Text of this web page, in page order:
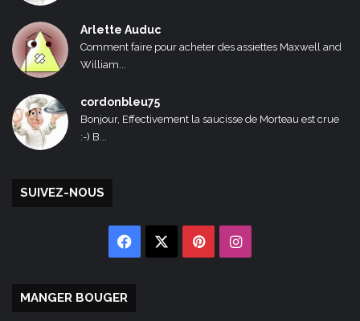
Arlette Auduc
Comment faire pour acheter des assiettes Maxwell and
William...
cordonbleu75
Bonjour, Effectivement la saucisse de Morteau est crue
:-) B...
SUIVEZ-NOUS
Facebook PinterestInstagram
MANGER BOUGER